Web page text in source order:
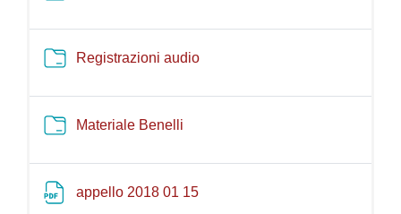
Registrazioni audioCartella
Materiale Benelli
appello 2018 01 15